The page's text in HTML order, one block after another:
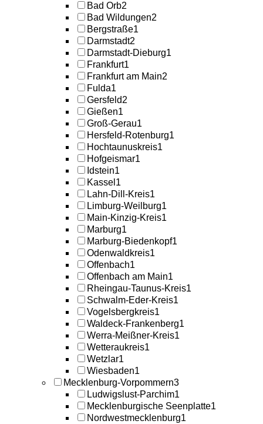
Bad Orb2
Bad Wildungen2
Bergstraße1
Darmstadt2
Darmstadt-Dieburg1
Frankfurt1
Frankfurt am Main2
Fulda1
Gersfeld2
Gießen1
Groß-Gerau1
Hersfeld-Rotenburg1
Hochtaunuskreis1
Hofgeismar1
Idstein1
Kassel 1
Lahn-Dill-Kreis1
Limburg-Weilburg1
Main-Kinzig-Kreis1
Marburg1
Marburg-Biedenkopf1
Odenwaldkreis1
Offenbach1
Offenbach am Main1
Rheingau-Taunus-Kreis1
Schwalm-Eder-Kreis1
Vogelsbergkreis1
Waldeck-Frankenberg1
Werra-Meißner-Kreis1
Wetteraukreis1
Wetzlar1
Wiesbaden1
Mecklenburg-Vorpommern3
Ludwigslust-Parchim1
Mecklenburgische Seenplatte1
Nordwestmecklenburg1